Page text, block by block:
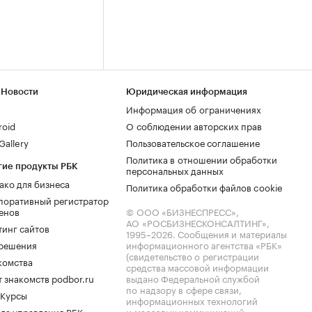
продукты РБК
для бизнеса
регистратор
сайтов
знакомств podbor.ru
Юридическая информация
Информация об ограничениях
О соблюдении авторских прав
Пользовательское соглашение
Политика в отношении обработки
персональных данных
Политика обработки файлов cookie
© ООО «БИЗНЕСПРЕСС»,
АО «РОСБИЗНЕСКОНСАЛТИНГ»,
1995–2026. Сообщения и материалы
информационного агентства «РБК»
(свидетельство о регистрации
средства массовой информации
выдано Федеральной службой
по надзору в сфере связи,
информационных технологий